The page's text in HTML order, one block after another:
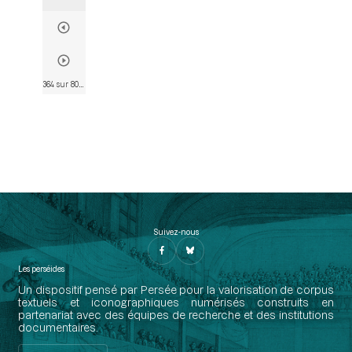
Suivez-nous
Les perséides
Un dispositif pensé par Persée pour la valorisation de corpus
textuels et iconographiques numérisés construits en
partenariat avec des équipes de recherche et des institutions
documentaires.